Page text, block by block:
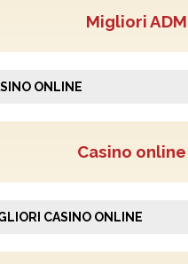
Migliori ADM
ONLINE
Casino online
CASINO ONLINE